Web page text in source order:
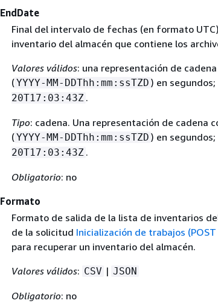
EndDate
Final del intervalo de fechas (en formato
inventario del almacén que contiene los
Valores válidos: una representación de
(YYYY-MM-DDThh:mm:ssTZD ) en
20T17:03:43Z .
Tipo: cadena. Una representación de cadena
(YYYY-MM-DDThh:mm:ssTZD ) en
20T17:03:43Z .
Obligatorio: no
Formato
Formato de salida de la lista de inventarios
de la solicitud Inicialización de trabajos
para recuperar un inventario del almacén.
Valores válidos: CSV | JSON
Obligatorio: no